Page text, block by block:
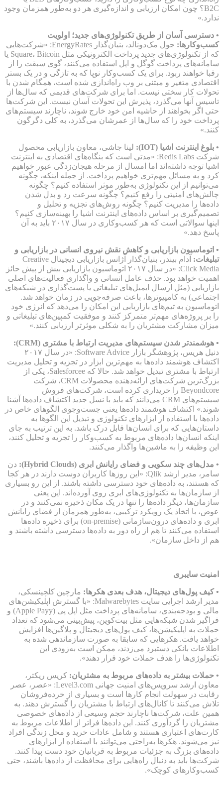
B2C؟ چون امکان ارزیابی و اندازه‌گیری هر دو به‌طور همزمان وجود
ندارد.»
• دسترسی آسان از طریق تکنولوژی‌های جدید؛ اولویت
کسب‌وکارها:
جول مک‌دونالد، بنیان‌گذار EnergyRates: «شرکت‌هایی
که از تکنولوژی‌های جدید پرداخت الکترونیکی مثل Square، Bitcoin یا
سامانه‌های پرداخت گوگل و اپل استفاده می‌کنند، گوی سبقت را از
رقبا خواهند ربود. برای یک کسب‌وکار نوپا که به تازگی و در یک بستر
اقتصادی متغیر و مبتنی بر وب راه‌اندازی شده است، همگام شدن با
تحولات کار سختی نیست. اما برای شرکت‌های قدیمی که سال‌ها از
تاسیس آنها می‌گذرد، پذیرش این تحولات آسان نیست. این شرکت‌ها
حتی اگر بخواهند از حاشیه امن خود خارج شوند، ناچارند سیستم‌های
پرداخت خود را که سال‌ها از عمرشان می‌گذرد، به کلی دگرگون
کنند.»
• بلوغ اینترنت اشیا (IOT):
لینا جاشی، معاون بازاریابی محصول
شرکت Redis Labs: «مدتی است که بنگاه‌های اقتصادی به اینترنت
اشیا توجه داشته‌اند اما امسال از مرحله هیجان‌زدگی عبور خواهیم
کرد و به مسائل مهم‌تری خواهیم پرداخت. از جمله اینکه، چگونه
می‌توانیم از این تکنولوژی به‌طور موثر استفاده کنیم؟ چگونه
چالش‌های امنیتی را رفع کنیم؟ چگونه سرعت رد و بدل شدن
داده‌ها را مدیریت کنیم؟ چگونه روش‌های تجزیه و تحلیل و
تصمیم‌گیری بر اساس داده‌های اینترنت اشیا را بهینه‌سازی کنیم؟
اینها سوالاتی است که هر کسب‌وکاری در سال ۲۰۱۷ باید به آن
پاسخ دهد.»
• اتوماسیون بازاریابی و کاهش نقش نیروی انسانی در بازاریابی و
تبلیغات:
آدام بیندر، بنیان‌گذار آژانس بازاریابی دیجیتال Creative
Click Media: «در سال ۲۰۱۷ اتوماسیون بازاریابی بیش از پیش حائز
اهمیت خواهد بود. حذف عامل انسانی و واگذاری فعالیت‌های اصلی
بازاریابی (مثل ارسال ایمیل‌های تبلیغاتی یا پست‌گذاری در شبکه‌های
اجتماعی) به کامپیوترها، باعث صرفه‌جویی در زمان خواهد شد.
اتوماسیون به تیم‌های بازاریابی این امکان را می‌دهد که انرژی خود
را بر پروژه‌های مهم‌تر متمرکز کنند و موفقیت کمپین‌های تبلیغاتی و
میزان مشارکت مشتریان را به شکلی موثرتر ارزیابی کنند.»
• هوشمندتر شدن سیستم‌های مدیریت ارتباط با مشتری (CRM):
دنیل هریس، پژوهشگر بازار Software Advice: «در سال ۲۰۱۷
اکتشاف هوشمند داده‌ها به مهم‌ترین ابزار در تجزیه و تحلیل مدیریت
ارتباط با مشتری تبدیل خواهد شد. حالا که Salesforcee، یکی از
بزرگ‌ترین شرکت‌های ارائه‌دهنده محصولات CRM، شرکت
Beyondcore را خریداری کرده است، شرکت‌های فروش
سیستم‌های CRM می‌دانند که باید با نسل جدید اکتشاف داده‌ها آشنا
شوند.» اکتشاف هوشمند داده‌ها یعنی جست‌وجوی الگوهای خاص در
داده‌ها با استفاده از ابزارهای تکنولوژی و تبدیل این الگوها به
داستان‌هایی که برای انسان‌ها قابل درک باشد. به این ترتیب به جای
اینکه انسان‌ها داده‌های مربوط به کسب‌وکار را تجزیه و تحلیل کنند،
این وظیفه را به ماشین‌ها واگذار می‌کنند.
• مدل‌های چند سکویی و فضای رایانش ابری (Hybrid Clouds):
دن
سامر، مدیر ارشد Qlik: «این روزها کاربران دوست دارند در هر کجا
که هستند، به داده‌های خود دسترسی داشته باشند. از این رو بسیاری
از سازمان‌ها به تکنولوژی‌های ابری روی آورده‌اند. این یعنی
سازمان‌ها، دیگر داده‌ها را تنها در یک مکان ذخیره نمی‌کنند و در
عوض، با اتخاذ یک رویکرد ترکیبی، به‌طور همزمان از فضای رایانش
ابری و داده‌های درون‌سازمانی (on-premise) برای ذخیره داده‌ها
استفاده می‌کنند تا هم از راه دور به داده‌ها دسترسی داشته باشند و
هم از داخل سازمان».
امنیت سایبری
• کیف پول‌های دیجیتال، هدف بعدی هکرها: مارچین کلچینسکی،
مدیر ارشد اجرایی سایت Malwarebytes: «با گسترش اپلیکیشن‌های
مالی و بودجه‌بندی، سامانه‌های پرداخت مثل اپل پی (Apple Payy) و
فراگیر شدن شبکه‌هایی مثل بیت‌کوین، پیش‌بینی می‌شود که تعداد
حملات به اپلیکیشن‌ها، کیف پول‌های دیجیتال و پلاگین‌ها افزایش
خواهد یافت. هکرهایی که سابقا به صورت سازماندهی شده به
اطلاعات بانکی دستبرد می‌زدند، ممکن است به‌زودی این
تکنولوژی‌ها را هدف حملات خود قرار دهند».
• حملات بیشتر به داده‌های مربوط به مشتریان: کریس ریکتر،
معاون ارشد سرویس‌های امنیت جهانی Level3.com: «عصر، عصر
رقابت در سهولت انجام کارها است و بسیاری از خرده‌فروشان
تلاش می‌کنند تا کانال‌های ارتباط با مشتریان را گسترش دهند. به
همین علت، شرکت‌ها ناچارند حجم وسیعی از داده‌های خصوصی
مشتریان را گردآوری ‌کنند. این داده‌ها فراتر از اطلاعات مربوط به
کارت‌های اعتباری هستند و شامل عادات خرید و محل زندگی افراد
نیز می‌شوند. هکرها به‌راحتی می‌توانند با استفاده از ابزارهای
داده‌های بزرگ به جزئیات مربوط به قربانیان خود دست پیدا کنند.
شرکت‌ها باید به دنبال راه‌هایی برای محافظت از داده‌ها باشند، حتی
کسب‌وکارهای کوچک».